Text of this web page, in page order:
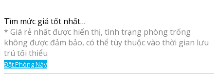
Tìm mức giá tốt nhất…
* Giá rẻ nhất được hiển thị, tình trạng phòng trống
không được đảm bảo, có thể tùy thuộc vào thời gian lưu
trú tối thiểu
Đặt Phòng Này